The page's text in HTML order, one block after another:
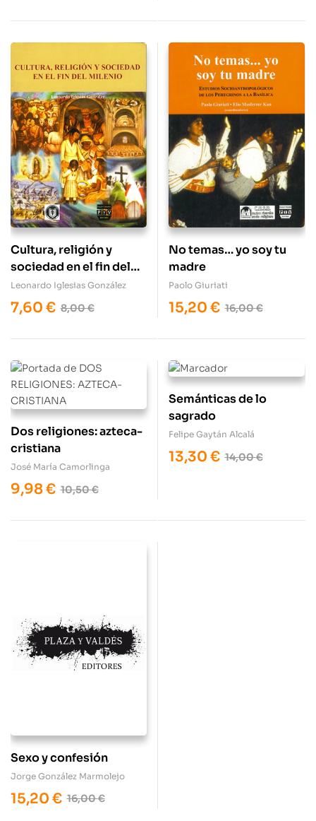
Cultura, religión y
sociedad en el fin del
milenio
Leonardo Iglesias González
8,00€
7,60 €
No temas… yo soy tu
madre
Paolo Giuriati
16,00€
15,20 €
Dos religiones: azteca-
cristiana
José María Camorlinga
10,50€
9,98€
Semánticas de lo
sagrado
Felipe Gaytán Alcalá
14,00€
13,30 €
Sexo y confesión
Jorge González Marmolejo
16,00€
15,20 €